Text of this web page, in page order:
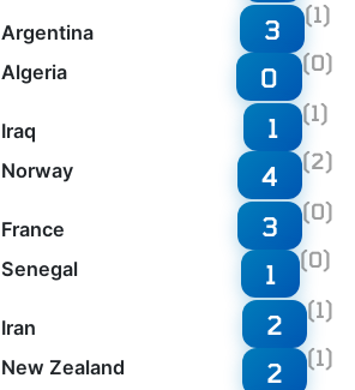
Argentina
Algeria
3 (1)
0 (0)
Iraq
Norway
1 (1)
4 (2)
France
Senegal
3 (0)
1 (0)
Iran
New Zealand
2 (1)
2 (1)